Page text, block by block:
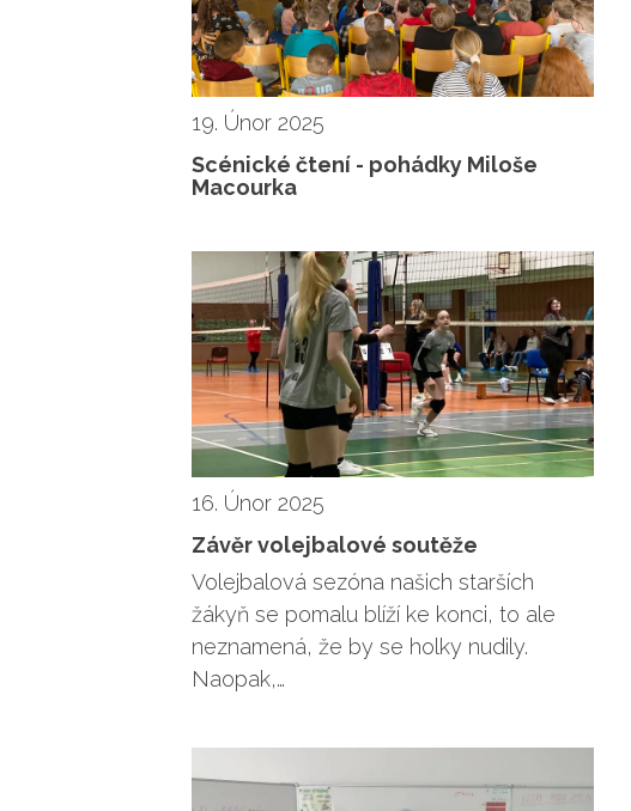
19. Únor 2025
Scénické čtení - pohádky Miloše
Macourka
16. Únor 2025
Závěr volejbalové soutěže
Volejbalová sezóna našich starších
žákyň se pomalu blíží ke konci, to ale
neznamená, že by se holky nudily.
Naopak,…